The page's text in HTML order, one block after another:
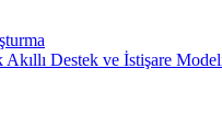
Destek ve İstişare